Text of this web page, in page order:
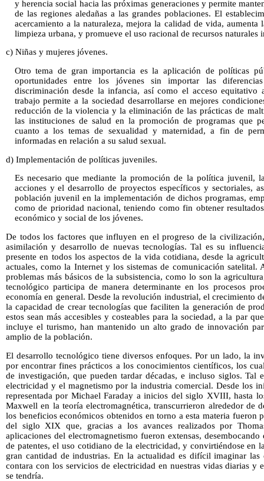
y herencia social hacia las próximas generaciones y permite
de las regiones aledañas a las grandes poblaciones. El
acercamiento a la naturaleza, mejora la calidad de vida,
limpieza urbana, y promueve el uso racional de recursos naturales
c) Niñas y mujeres jóvenes.
Otro tema de gran importancia es la aplicación de políticas
oportunidades entre los jóvenes sin importar las
discriminación desde la infancia, así como el acceso equitativo
trabajo permite a la sociedad desarrollarse en mejores
reducción de la violencia y la eliminación de las prácticas de
las instituciones de salud en la promoción de programas que
cuanto a los temas de sexualidad y maternidad, a fin de
informadas en relación a su salud sexual.
d) Implementación de políticas juveniles.
Es necesario que mediante la promoción de la política juvenil,
acciones y el desarrollo de proyectos específicos y sectoriales,
población juvenil en la implementación de dichos programas,
como de prioridad nacional, teniendo como fin obtener
económico y social de los jóvenes.
De todos los factores que influyen en el progreso de la
asimilación y desarrollo de nuevas tecnologías. Tal es su
presente en todos los aspectos de la vida cotidiana, desde la
actuales, como la Internet y los sistemas de comunicación satelital.
problemas más básicos de la subsistencia, como lo son la
tecnológico participa de manera determinante en los procesos
economía en general. Desde la revolución industrial, el crecimiento
la capacidad de crear tecnologías que faciliten la generación de
estos sean más accesibles y costeables para la sociedad, a la par
incluye el turismo, han mantenido un alto grado de innovación
amplio de la población.
El desarrollo tecnológico tiene diversos enfoques. Por un lado, la
por encontrar fines prácticos a los conocimientos científicos, los
de investigación, que pueden tardar décadas, e incluso siglos.
electricidad y el magnetismo por la industria comercial. Desde los
representada por Michael Faraday a inicios del siglo XVIII, hasta
Maxwell en la teoría electromagnética, transcurrieron alrededor de
los beneficios económicos obtenidos en torno a esta materia fueron
del siglo XIX que, gracias a los avances realizados por
aplicaciones del electromagnetismo fueron extensas,
de patentes, el uso cotidiano de la electricidad, y convirtiéndose en
gran cantidad de industrias. En la actualidad es difícil imaginar
contara con los servicios de electricidad en nuestras vidas diarias y
se tendría.